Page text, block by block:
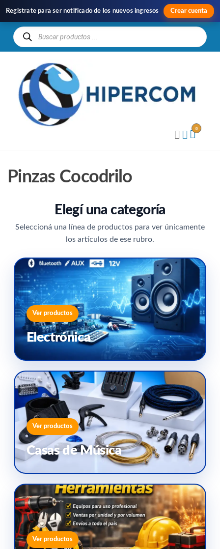
Registrate para ser notificado de los nuevos ingresos Crear cuenta
0
Pinzas Cocodrilo
Elegí una categoría
Seleccioná una línea de productos para ver únicamente
los artículos de ese rubro.
Ver productos
Electrónica
Ver productos
Casas de Música
Ver productos